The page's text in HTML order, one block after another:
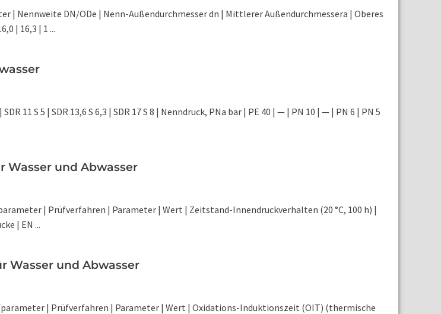
Nennweite DN/ODe | Nenn-Außendurchmesser dn | Mittlerer Außendurchmessera | Oberes
| 16,3 | 1 ...
11 S 5 | SDR 13,6 S 6,3 | SDR 17 S 8 | Nenndruck, PNa bar | PE 40 | — | PN 10 | — | PN 6 | PN 5
Wasser und Abwasser
| Prüfverfahren | Parameter | Wert | Zeitstand-Innendruckverhalten (20 °C, 100 h) |
| EN ...
Wasser und Abwasser
| Prüfverfahren | Parameter | Wert | Oxidations-Induktionszeit (OIT) (thermische